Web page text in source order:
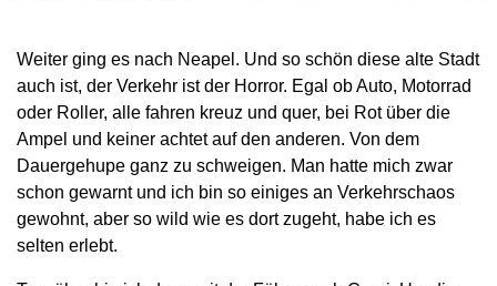
Weiter ging es nach Neapel. Und so schön diese alte Stadt
auch ist, der Verkehr ist der Horror. Egal ob Auto, Motorrad
oder Roller, alle fahren kreuz und quer, bei Rot über die
Ampel und keiner achtet auf den anderen. Von dem
Dauergehupe ganz zu schweigen. Man hatte mich zwar
schon gewarnt und ich bin so einiges an Verkehrschaos
gewohnt, aber so wild wie es dort zugeht, habe ich es
selten erlebt.